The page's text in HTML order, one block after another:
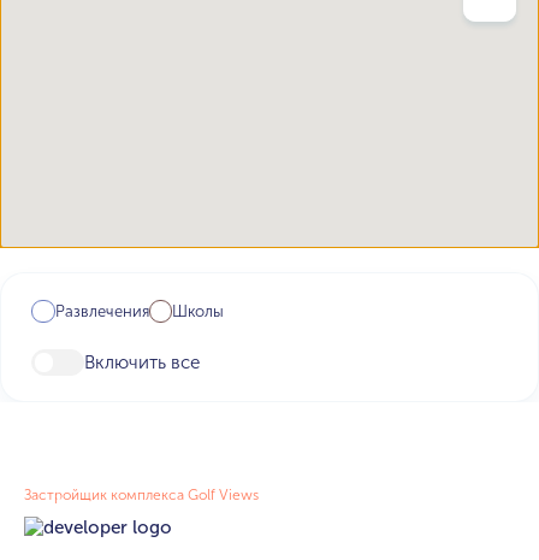
Развлечения Школы
Включить все
Застройщик комплекса Golf Views